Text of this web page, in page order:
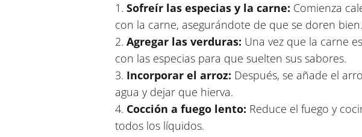
1. Sofreír las especias y la carne: Comienza
con la carne, asegurándote de que se doren bien.
2. Agregar las verduras: Una vez que la carne
con las especias para que suelten sus sabores.
3. Incorporar el arroz: Después, se añade el
agua y dejar que hierva.
4. Cocción a fuego lento: Reduce el fuego y
todos los líquidos.